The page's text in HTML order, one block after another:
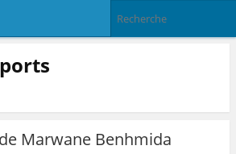
Marwane Benhmida